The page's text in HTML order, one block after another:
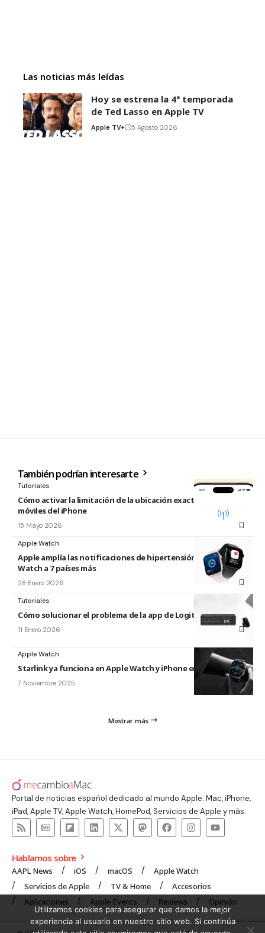
Las noticias más leídas
Hoy se estrena la 4ª temporada
de Ted Lasso en Apple TV
Apple TV+ 5 Agosto 2026
También podrían interesarte
Tutoriales
Cómo activar la limitación de la ubicación exacta para redes
móviles del iPhone
15 Mayo 2026
Apple Watch
Apple amplía las notificaciones de hipertensión de Apple
Watch a 7 países más
28 Enero 2026
Tutoriales
Cómo solucionar el problema de la app de Logitech para Mac
11 Enero 2026
Apple Watch
Starlink ya funciona en Apple Watch y iPhone en Japón
7 Noviembre 2025
Mostrar más
Portal de noticias español dedicado al mundo Apple: Mac, iPhone,
iPad, Apple TV, Apple Watch, HomePod, Servicios de Apple y más.
Hablamos sobre
AAPL News iOS macOS
Apple Watch
Servicios de Apple
TV & Home
Accesorios
Aplicaciones
Apple Events Reviews Opinión
Utilizamos cookies para asegurar que damos la mejor
experiencia al usuario en nuestro sitio web. Si continúa